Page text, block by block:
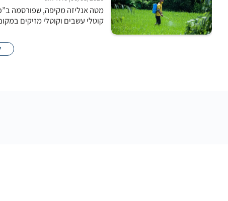
מטה אנליזה מקיפה, שפורסמה
קוטלי עשבים וקוטלי מזיקים